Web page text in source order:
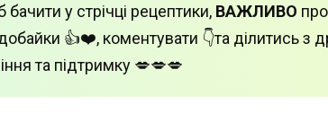
у стрічці рецептики, ВАЖЛИВО
👍❤️, коментувати 👇та ділитись з
та підтримку 💋💋💋